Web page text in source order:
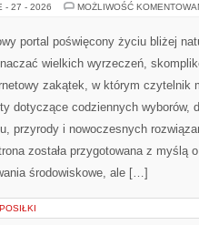
- 27 - 2026 MOŻLIWOŚĆ
portal poświęcony życiu bliżej
wielkich wyrzeczeń,
zakątek, w którym czytelnik
dotyczące codziennych wyborów,
przyrody i nowoczesnych
została przygotowana z myślą
środowiskowe, ale […]